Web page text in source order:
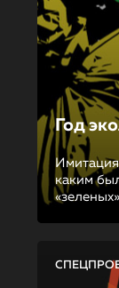
Год
каким
«зеленых»